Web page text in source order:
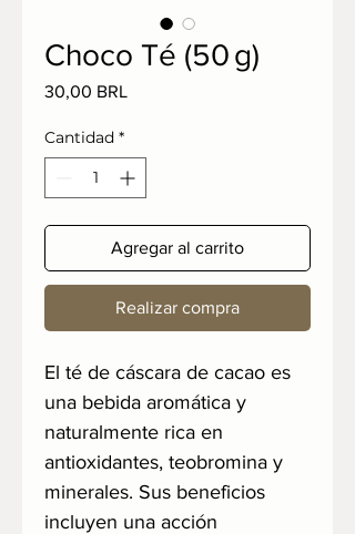
Choco Té (50 g)
30,00 BRL
Cantidad *
Agregar al carrito
Realizar compra
El té de cáscara de cacao es
una bebida aromática y
naturalmente rica en
antioxidantes, teobromina y
minerales. Sus beneficios
incluyen una acción